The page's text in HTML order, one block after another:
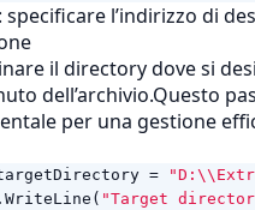
specificare l’indirizzo di
il directory dove si
dell’archivio.Questo
per una gestione
=
. WriteLine ( "Target